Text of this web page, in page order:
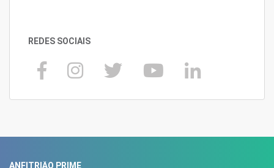
REDES SOCIAIS
ANFITRIÃO PRIME